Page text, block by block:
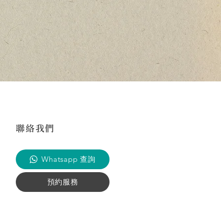
聯絡我們
Whatsapp 查詢
預約服務